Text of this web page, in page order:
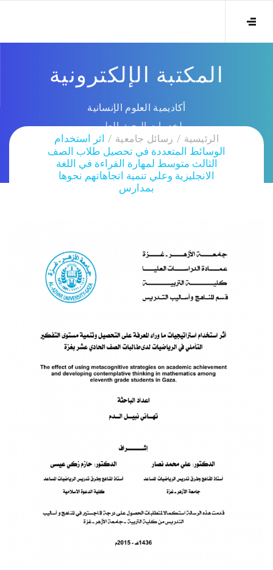
المكتبة الإلكترونية
أكاديمية العلوم الإنسانية
لخدمات البحث العلمي
الرئيسية
رسائل جامعية
اثر استخدام
الوسائط المتعددة في تحصيل طلاب الصف
الثالث متوسط لمهارة القراءة في اللغة
الانجليزية وعلي تنمية اتجاهاتهم نحوها
بمدارس